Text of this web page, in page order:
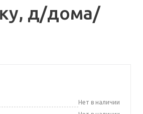
д/дома/
Нет в наличии